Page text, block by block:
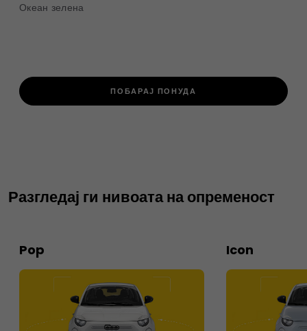
Океан зелена
ПОБАРАЈ ПОНУДА
Разгледај ги нивоата на опременост
Pop Icon